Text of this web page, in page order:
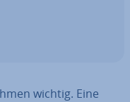
wichtig. Eine